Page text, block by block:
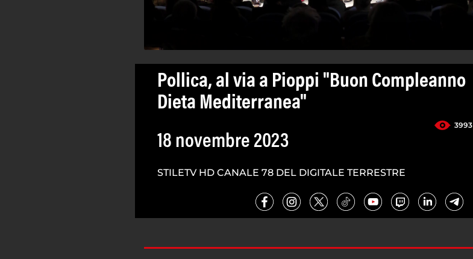
Pollica, al via a Pioppi "Buon Compleanno
Dieta Mediterranea"
3993
18 novembre 2023
STILETV HD CANALE 78 DEL DIGITALE TERRESTRE